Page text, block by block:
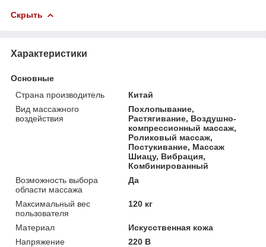
Скрыть
Характеристики
Основные
Страна производитель
Китай
Вид массажного
воздействия
Похлопывание,
Растягивание, Воздушно-
компрессионный массаж,
Роликовый массаж,
Постукивание, Массаж
Шиацу, Вибрация,
Комбинированный
Возможность выбора
области массажа
Да
Максимальный вес
пользователя
120 кг
Материал
Искусственная кожа
Напряжение
220 В